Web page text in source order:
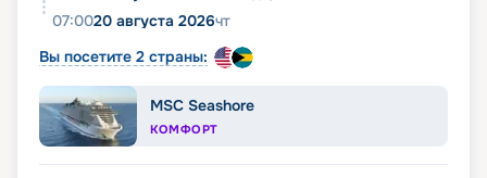
07:0020 августа 2026чт
Вы посетите 2 страны:
MSC Seashore
КОМФОРТ